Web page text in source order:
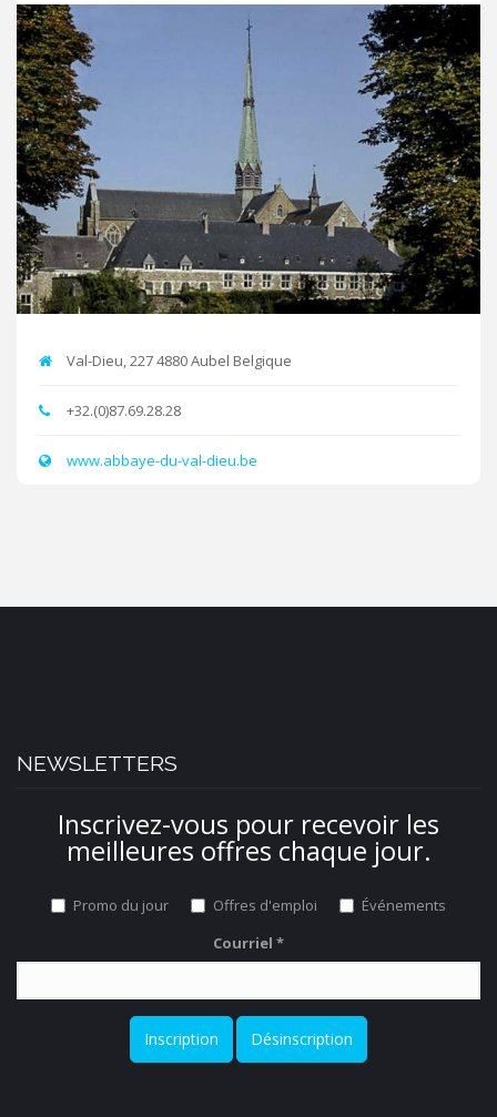
Val-Dieu, 227 4880 Aubel Belgique
+32.(0)87.69.28.28
www.abbaye-du-val-dieu.be
NEWSLETTERS
Inscrivez-vous pour recevoir les
meilleures offres chaque jour.
Promo du jour Offres d'emploi
Événements
Courriel *
Inscription Désinscription